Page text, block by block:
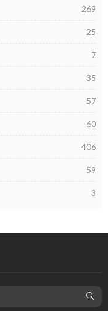
269
25
7
35
57
60
406
59
3